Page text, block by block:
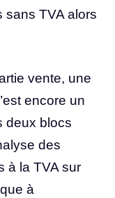
sans TVA alors
vente, une
encore un
deux blocs
des
à la TVA sur
à